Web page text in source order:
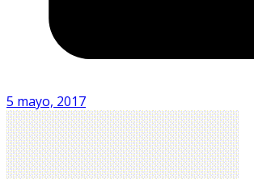
5 mayo, 2017